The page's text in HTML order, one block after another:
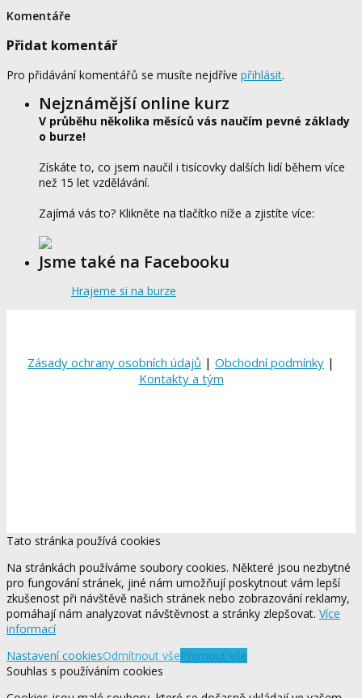
Komentáře
Přidat komentář
Pro přidávání komentářů se musíte nejdříve přihlásit.
Nejznámější online kurz
V průběhu několika měsíců vás naučím pevné základy
o burze!
Získáte to, co jsem naučil i tisícovky dalších lidí během více
než 15 let vzdělávání.
Zajímá vás to? Klikněte na tlačítko níže a zjistíte více:
Jsme také na Facebooku
Hrajeme si na burze
Zásady ochrany osobních údajů | Obchodní podmínky |
Kontakty a tým
Tato stránka používá cookies
Na stránkách používáme soubory cookies. Některé jsou nezbytné
pro fungování stránek, jiné nám umožňují poskytnout vám lepší
zkušenost při návštěvě našich stránek nebo zobrazování reklamy,
pomáhají nám analyzovat návštěvnost a stránky zlepšovat. Více
informací
Nastavení cookiesOdmítnout všePřijmout vše
Souhlas s používáním cookies